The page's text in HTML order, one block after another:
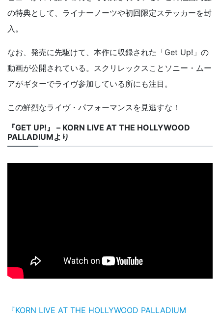
の特典として、ライナーノーツや初回限定ステッカーを封
入。
なお、発売に先駆けて、本作に収録された「Get Up!」の
動画が公開されている。スクリレックスことソニー・ムー
アがギターでライヴ参加している所にも注目。
この鮮烈なライヴ・パフォーマンスを見逃すな！
『GET UP!』 – KORN LIVE AT THE HOLLYWOOD
PALLADIUMより
『KORN LIVE AT THE HOLLYWOOD PALLADIUM